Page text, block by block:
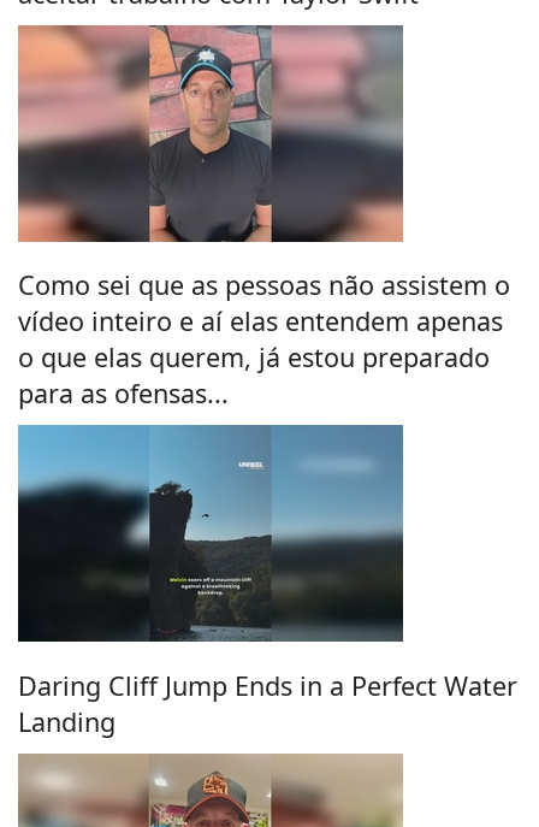
Como sei que as pessoas não assistem o
vídeo inteiro e aí elas entendem apenas
o que elas querem, já estou preparado
para as ofensas...
Daring Cliff Jump Ends in a Perfect Water
Landing